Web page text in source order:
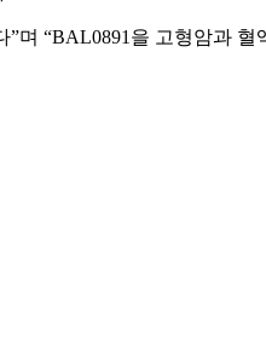
며 “BAL0891을 고형암과